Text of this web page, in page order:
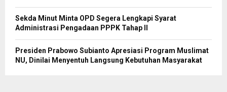
Sekda Minut Minta OPD Segera Lengkapi Syarat
Administrasi Pengadaan PPPK Tahap II
Presiden Prabowo Subianto Apresiasi Program Muslimat
NU, Dinilai Menyentuh Langsung Kebutuhan Masyarakat